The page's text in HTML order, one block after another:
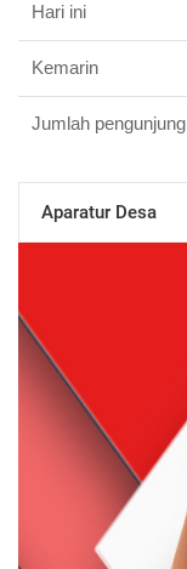
Hari ini
Kemarin
Jumlah pengunjung
Aparatur Desa